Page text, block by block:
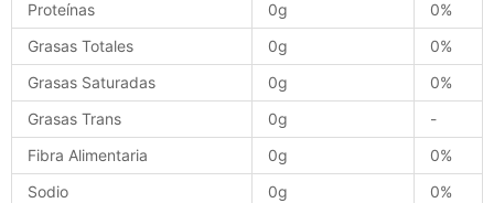
Proteínas
0g
0%
Grasas Totales
0g
0%
Grasas Saturadas
0g
0%
Grasas Trans
0g
-
Fibra Alimentaria
0g
0%
Sodio
0g 0%